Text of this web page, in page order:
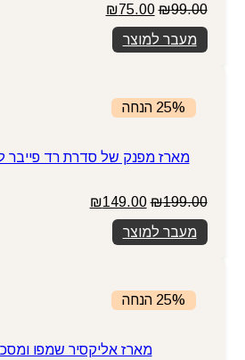
₪99.00
המחיר
המקורי
היה:
₪99.00.
₪75.00
מעבר למוצר
25% הנחה
מארז מפנק של סדרת רד פייבר
₪199.00
המחיר
המקורי
היה:
₪199.00.
₪149.00
מעבר למוצר
25% הנחה
מארז אליקסיר שמפו